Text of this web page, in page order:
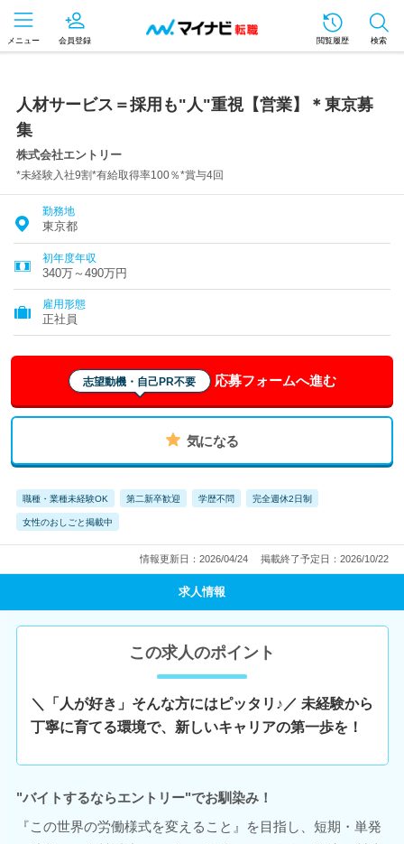
メニュー 会員登録 閲覧履歴 検索
人材サービス＝採用も"人"重視【営業】＊東京募
集
株式会社エントリー
*未経験入社9割*有給取得率100％*賞与4回
勤務地
東京都
初年度年収
340万～490万円
雇用形態
正社員
志望動機・自己PR不要 応募フォームへ進む
気になる
職種・業種未経験OK 第二新卒歓迎 学歴不問 完全週休2日制
女性のおしごと掲載中
情報更新日：2026/04/24 掲載終了予定日：2026/10/22
求人情報
この求人のポイント
＼「人が好き」そんな方にはピッタリ♪／ 未経験から
丁寧に育てる環境で、新しいキャリアの第一歩を！
"バイトするならエントリー"でお馴染み！
『この世界の労働様式を変えること』を目指し、短期・単発